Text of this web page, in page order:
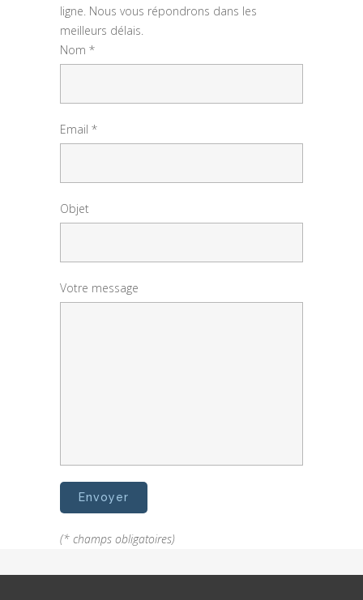
ligne. Nous vous répondrons dans les
meilleurs délais.
Nom *
Email *
Objet
Votre message
(* champs obligatoires)